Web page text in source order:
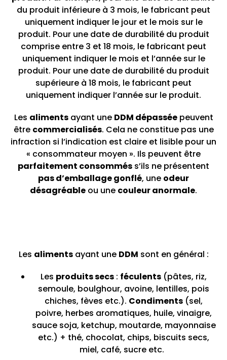
du produit inférieure à 3 mois, le fabricant peut
uniquement indiquer le jour et le mois sur le
produit. Pour une date de durabilité du produit
comprise entre 3 et 18 mois, le fabricant peut
uniquement indiquer le mois et l’année sur le
produit. Pour une date de durabilité du produit
supérieure à 18 mois, le fabricant peut
uniquement indiquer l’année sur le produit.
Les alimentsayant une DDM dépasséepeuvent
être commercialisés. Cela ne constitue pas une
infraction si l’indication est claire et lisible pour un
« consommateur moyen ». Ils peuvent être
parfaitement consommés s’ils ne présentent
pas d’emballage gonflé, une odeur
désagréable ou une couleur anormale.
Les alimentsayant une DDM sont en général :
Les produits secs : féculents (pâtes, riz,
semoule, boulghour, avoine, lentilles, pois
chiches, fèves etc.). Condiments (sel,
poivre, herbes aromatiques, huile, vinaigre,
sauce soja, ketchup, moutarde, mayonnaise
etc.) + thé, chocolat, chips, biscuits secs,
miel, café, sucre etc.